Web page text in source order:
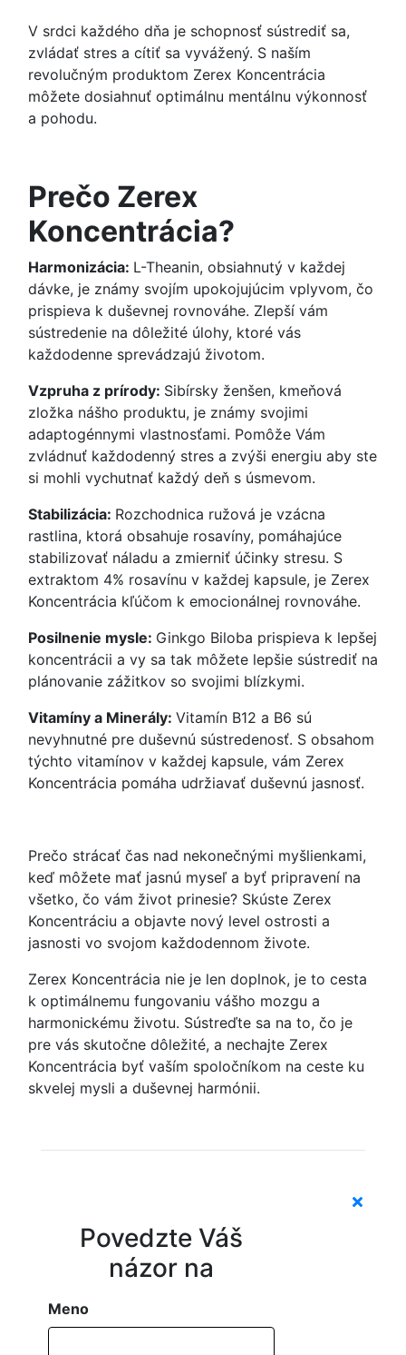
V srdci každého dňa je schopnosť sústrediť sa,
zvládať stres a cítiť sa vyvážený. S naším
revolučným produktom Zerex Koncentrácia
môžete dosiahnuť optimálnu mentálnu výkonnosť
a pohodu.
Prečo Zerex
Koncentrácia?
Harmonizácia: L-Theanin, obsiahnutý v každej
dávke, je známy svojím upokojujúcim vplyvom, čo
prispieva k duševnej rovnováhe. Zlepší vám
sústredenie na dôležité úlohy, ktoré vás
každodenne sprevádzajú životom.
Vzpruha z prírody: Sibírsky ženšen, kmeňová
zložka nášho produktu, je známy svojimi
adaptogénnymi vlastnosťami. Pomôže Vám
zvládnuť každodenný stres a zvýši energiu aby ste
si mohli vychutnať každý deň s úsmevom.
Stabilizácia: Rozchodnica ružová je vzácna
rastlina, ktorá obsahuje rosavíny, pomáhajúce
stabilizovať náladu a zmierniť účinky stresu. S
extraktom 4% rosavínu v každej kapsule, je Zerex
Koncentrácia kľúčom k emocionálnej rovnováhe.
Posilnenie mysle: Ginkgo Biloba prispieva k lepšej
koncentrácii a vy sa tak môžete lepšie sústrediť na
plánovanie zážitkov so svojimi blízkymi.
Vitamíny a Minerály: Vitamín B12 a B6 sú
nevyhnutné pre duševnú sústredenosť. S obsahom
týchto vitamínov v každej kapsule, vám Zerex
Koncentrácia pomáha udržiavať duševnú jasnosť.
Prečo strácať čas nad nekonečnými myšlienkami,
keď môžete mať jasnú myseľ a byť pripravení na
všetko, čo vám život prinesie? Skúste Zerex
Koncentráciu a objavte nový level ostrosti a
jasnosti vo svojom každodennom živote.
Zerex Koncentrácia nie je len doplnok, je to cesta
k optimálnemu fungovaniu vášho mozgu a
harmonickému životu. Sústreďte sa na to, čo je
pre vás skutočne dôležité, a nechajte Zerex
Koncentrácia byť vaším spoločníkom na ceste ku
skvelej mysli a duševnej harmónii.
Povedzte Váš
názor na
Meno